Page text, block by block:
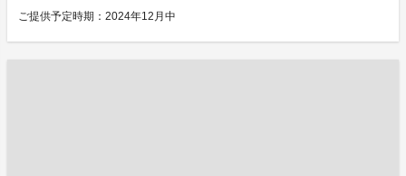
ご提供予定時期：2024年12月中